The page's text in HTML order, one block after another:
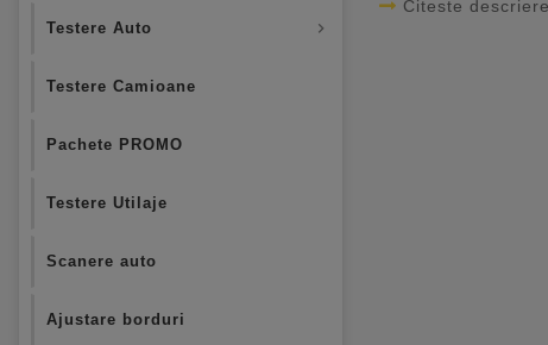
Testere Auto 
Testere Camioane
Pachete PROMO
Testere Utilaje
Scanere auto
Ajustare borduri
Citeste descriere